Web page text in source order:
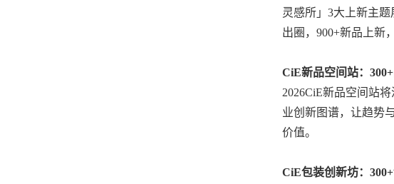
灵感所」3大上新主
出圈，900+新品上新
CiE新品空间站：
2026CiE新品空间站
业创新图谱，让趋势
价值。
CiE包装创新坊：